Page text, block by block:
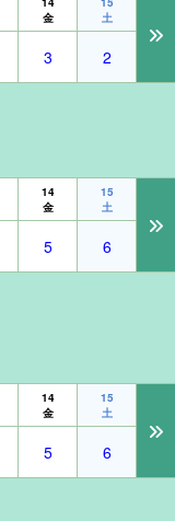
金
土
3
2
14
金
15
土
5
6
14
金
15
土
5
6